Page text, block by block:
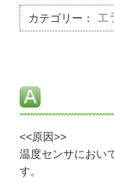
カテゴリー： エ
<<原因>>
温度センサにおい
す。